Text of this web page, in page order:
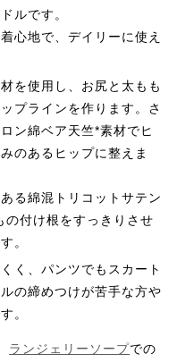
ルです。
心地で、デイリーに使え
を使用し、お尻と太もも
プラインを作ります。さ
ン綿ベア天竺*素材でヒ
のあるヒップに整えま
る綿混トリコットサテン
の付け根をすっきりさせ
。
く、パンツでもスカート
の締めつけが苦手な方や
。
ランジェリーソープでの